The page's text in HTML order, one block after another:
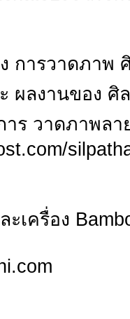
การวาดภาพ
ผลงานของ
าร วาดภาพลา
เครื่อง